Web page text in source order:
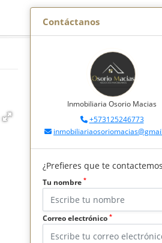
Contáctanos
Inmobiliaria Osorio Macias
+573125246773
¿Prefieres que te
Tu nombre *
Correo electrónico *